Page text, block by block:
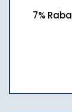
7%